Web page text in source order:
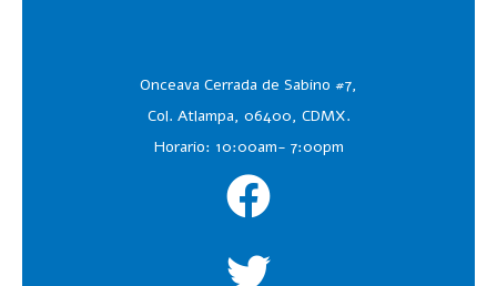
Onceava Cerrada de Sabino #7,
Col. Atlampa, 06400, CDMX.
Horario: 10:00am- 7:00pm